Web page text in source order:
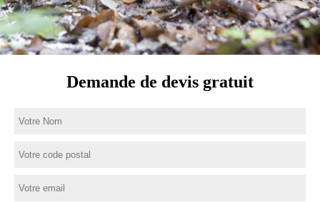
Demande de devis gratuit